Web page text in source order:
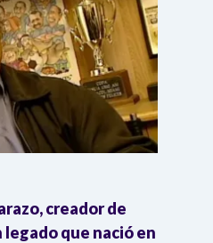
creador de
legado que nació en